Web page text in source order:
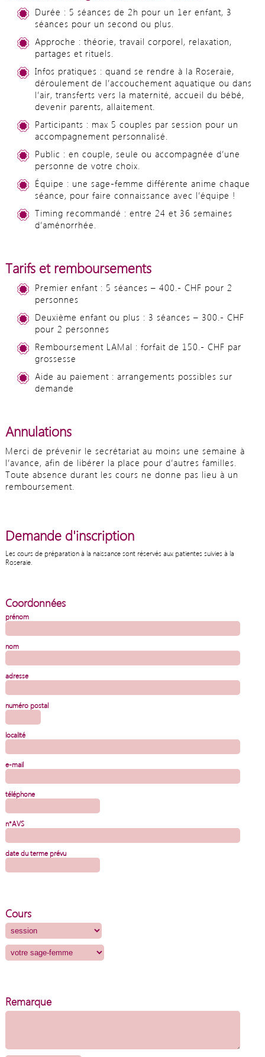
Durée : 5 séances de 2h pour un 1er enfant, 3
séances pour un second ou plus.
Approche : théorie, travail corporel, relaxation,
partages et rituels.
Infos pratiques : quand se rendre à la Roseraie,
déroulement de l’accouchement aquatique ou dans
l’air, transferts vers la maternité, accueil du bébé,
devenir parents, allaitement.
Participants : max 5 couples par session pour un
accompagnement personnalisé.
Public : en couple, seule ou accompagnée d’une
personne de votre choix.
Équipe : une sage-femme différente anime chaque
séance, pour faire connaissance avec l’équipe !
Timing recommandé : entre 24 et 36 semaines
d’aménorrhée.
Tarifs et remboursements
Premier enfant : 5 séances – 400.- CHF pour 2
personnes
Deuxième enfant ou plus : 3 séances – 300.- CHF
pour 2 personnes
Remboursement LAMal : forfait de 150.- CHF par
grossesse
Aide au paiement : arrangements possibles sur
demande
Annulations
Merci de prévenir le secrétariat au moins une semaine à
l’avance, afin de libérer la place pour d’autres familles.
Toute absence durant les cours ne donne pas lieu à un
remboursement.
Demande d'inscription
Les cours de préparation à la naissance sont réservés aux patientes suivies à la
Roseraie.
Coordonnées
prénom
nom
adresse
numéro postal
localité
e-mail
téléphone
n°AVS
date du terme prévu
Cours
Remarque